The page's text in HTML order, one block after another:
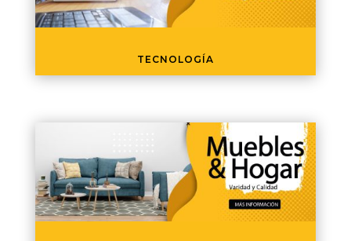
TECNOLOGÍA